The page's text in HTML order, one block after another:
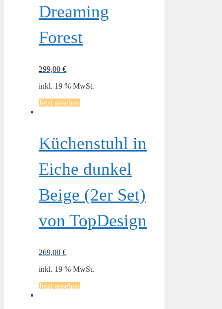
Dreaming
Forest
299,00 €
inkl. 19 % MwSt.
Jetzt ansehen
Küchenstuhl in
Eiche dunkel
Beige (2er Set)
von TopDesign
269,00 €
inkl. 19 % MwSt.
Jetzt ansehen